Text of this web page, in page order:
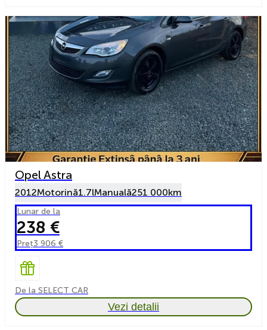
Opel Astra
2012Motorină1.7lManuală251 000km
Lunar de la
238 €
Preț3 906 €
De la SELECT CAR
Vezi detalii